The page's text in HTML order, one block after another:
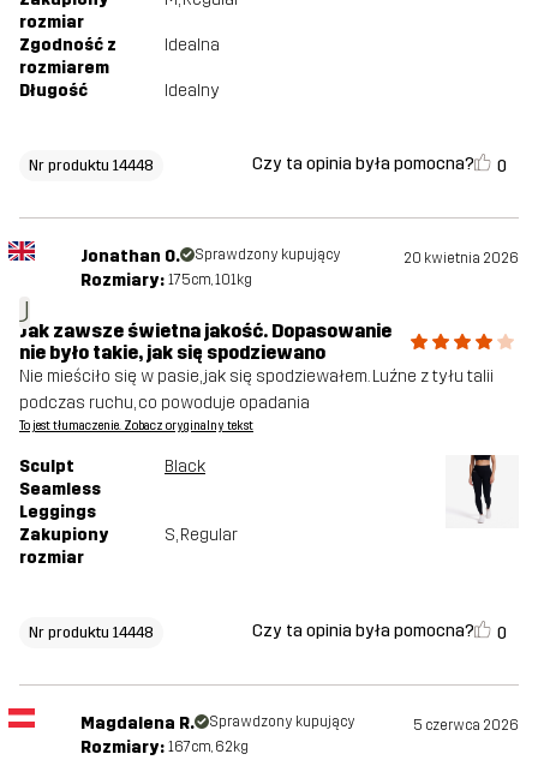
rozmiar
Zgodność z
rozmiarem
Idealna
Długość Idealny
Nr produktu 14448 Czy ta opinia była pomocna? 0
J
Jonathan O. Sprawdzony kupujący 20 kwietnia 2026
Rozmiary: 175cm, 101kg
Jak zawsze świetna jakość. Dopasowanie
nie było takie, jak się spodziewano
Nie mieściło się w pasie, jak się spodziewałem. Luźne z tyłu talii
podczas ruchu, co powoduje opadania
To jest tłumaczenie. Zobacz oryginalny tekst
Sculpt
Seamless
Leggings
Black
Zakupiony
rozmiar
S, Regular
Nr produktu 14448 Czy ta opinia była pomocna? 0
Magdalena R. Sprawdzony kupujący 5 czerwca 2026
Rozmiary: 167cm, 62kg